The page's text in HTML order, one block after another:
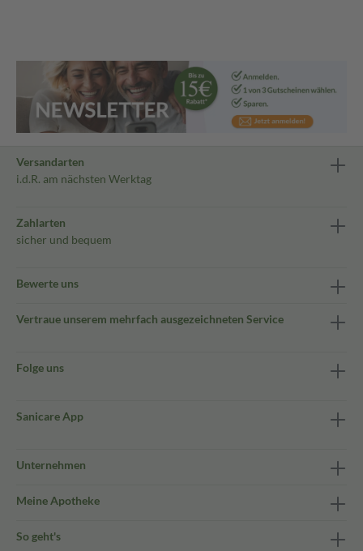
Versandarten
i.d.R. am nächsten Werktag
Zahlarten
sicher und bequem
Bewerte uns
Vertraue unserem mehrfach ausgezeichneten Service
Folge uns
Sanicare App
Unternehmen
Meine Apotheke
So geht's